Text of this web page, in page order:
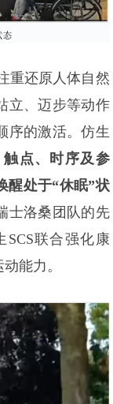
重还原人体自然
立、迈步等动作
序的激活。仿生
点、时序及参
醒处于“休眠”状
士洛桑团队的先
联合强化康
能力。